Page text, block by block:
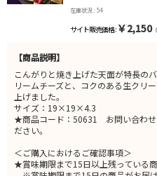
在庫状況 : 54
サイト販売価格 : ￥2,150
【商品説明】
こんがりと焼き上げた天面が特長の
リームチーズと、コクのある生クリ
上げました。
サイズ：19×19×4.3
★商品コード：50631 お問い合わせ
ださい。
＜ご購入におけるご確認事項＞
★賞味期限まで15日以上残っている商